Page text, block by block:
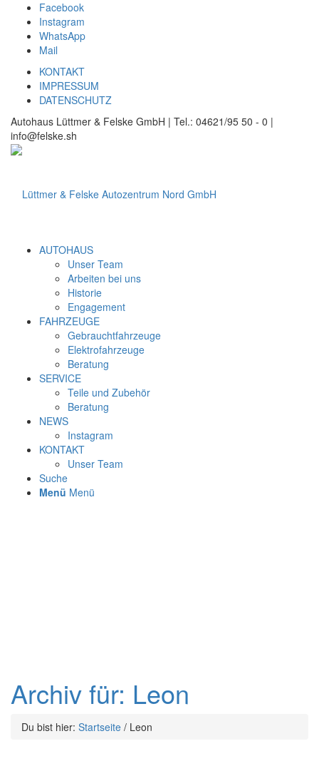
Facebook
Instagram
WhatsApp
Mail
KONTAKT
IMPRESSUM
DATENSCHUTZ
Autohaus Lüttmer & Felske GmbH | Tel.: 04621/95 50 - 0 |
info@felske.sh
AUTOHAUS
Unser Team
Arbeiten bei uns
Historie
Engagement
FAHRZEUGE
Gebrauchtfahrzeuge
Elektrofahrzeuge
Beratung
SERVICE
Teile und Zubehör
Beratung
NEWS
Instagram
KONTAKT
Unser Team
Suche
Menü Menü
Archiv für: Leon
Du bist hier: Startseite / Leon